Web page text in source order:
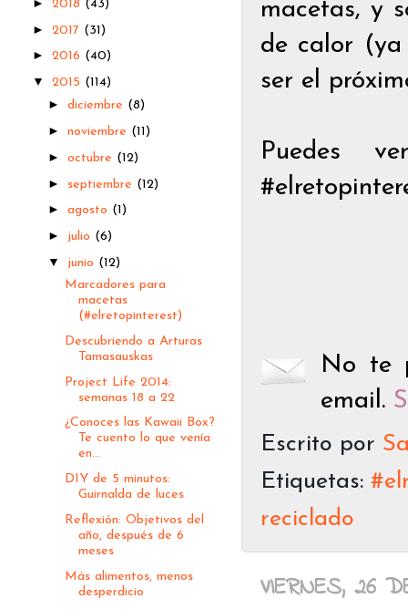
macetas, y
de calor
ser el
Puedes
No te
email.
Escrito por
Etiquetas:
reciclado
VIERNES, 26
2018 (43)
► 2017 (31)
► 2016 (40)
▼ 2015 (114)
►diciembre (8)
►noviembre (11)
►octubre (12)
► septiembre (12)
►agosto (1)
► julio (6)
▼ junio (12)
Marcadores para
macetas
(#elretopinterest)
Descubriendo a Arturas
Tamasauskas
Project Life 2014:
semanas 18 a 22
¿Conoces las Kawaii Box?
Te cuento lo que venía
en...
DIY de 5 minutos:
Guirnalda de luces
Reflexión: Objetivos del
año, después de 6
meses
Más alimentos, menos
desperdicio